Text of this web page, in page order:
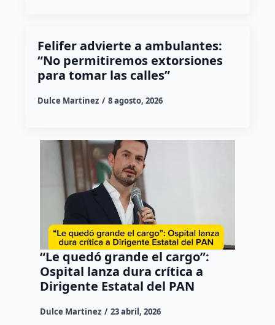
Felifer advierte a ambulantes:
“No permitiremos extorsiones
para tomar las calles”
Dulce Martinez 8 agosto, 2026
“Le quedó grande el cargo”:
Ospital lanza dura crítica a
Dirigente Estatal del PAN
Dulce Martinez 23 abril, 2026